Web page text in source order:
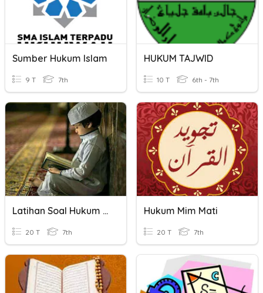
Sumber Hukum Islam
9 T 7th
HUKUM TAJWID
10 T 6th - 7th
Latihan Soal Hukum Mim Sukun
20 T 7th
Hukum Mim Mati
20 T 7th